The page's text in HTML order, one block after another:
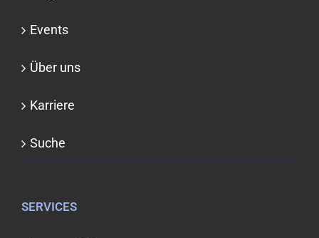
Events
Über uns
Karriere
Suche
SERVICES